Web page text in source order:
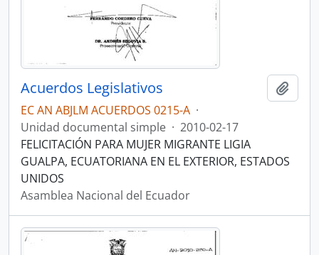
Acuerdos Legislativos
EC AN ABJLM ACUERDOS 0215-A ·
Unidad documental simple · 2010-02-17
FELICITACIÓN PARA MUJER MIGRANTE LIGIA
GUALPA, ECUATORIANA EN EL EXTERIOR, ESTADOS
UNIDOS
Asamblea Nacional del Ecuador